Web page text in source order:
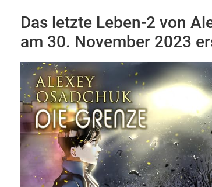
Das letzte Leben-2 von
am 30. November 2023
Facebook
Twitter